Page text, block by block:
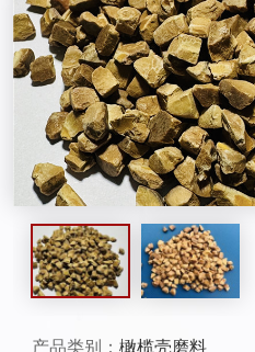
产品类别： 橄榄壳磨料